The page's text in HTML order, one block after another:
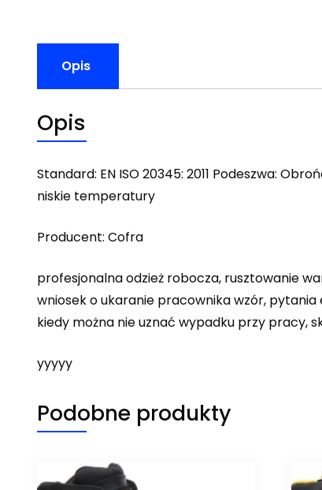
Opis
Opis
Standard: EN ISO 20345: 2011 Podeszwa:
niskie temperatury
Producent: Cofra
profesjonalna odzież robocza, rusztowanie
wniosek o ukaranie pracownika wzór,
kiedy można nie uznać wypadku przy pracy,
yyyyy
Podobne produkty